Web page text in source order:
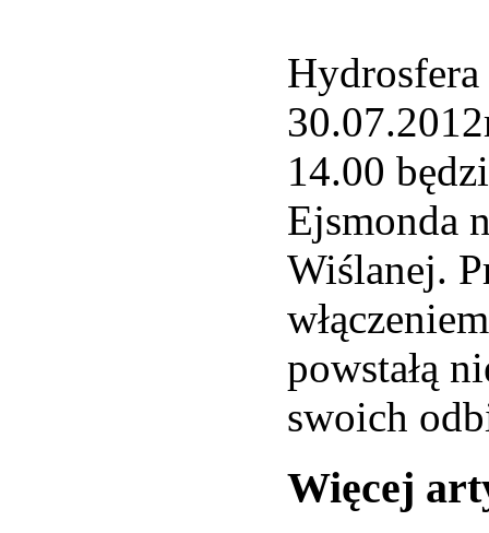
14.00 będzi
Ejsmonda
Wiślanej.
powstałą
swoich
Więcej